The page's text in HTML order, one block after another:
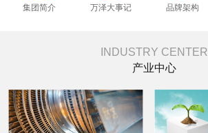
集团简介 万泽大事记 品牌架构
INDUSTRY CENTER
产业中心